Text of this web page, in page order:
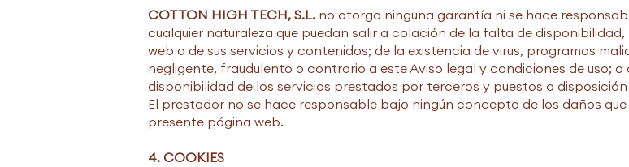
COTTON HIGH TECH, S.L. no otorga ninguna garantía ni se hace
cualquier naturaleza que puedan salir a colación de la falta de
web o de sus servicios y contenidos; de la existencia de virus, programas
negligente, fraudulento o contrario a este Aviso legal y condiciones de uso;
disponibilidad de los servicios prestados por terceros y puestos a disposición
El prestador no se hace responsable bajo ningún concepto de los daños
presente página web.
4. COOKIES